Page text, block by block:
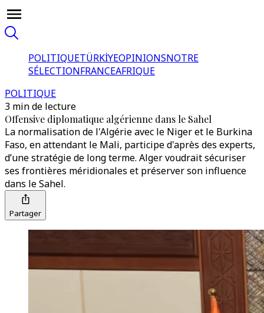
POLITIQUETÜRKİYEOPINIONSNOTRE
SÉLECTIONFRANCEAFRIQUE
POLITIQUE
3 min de lecture
Offensive diplomatique algérienne dans le Sahel
La normalisation de l'Algérie avec le Niger et le Burkina
Faso, en attendant le Mali, participe d'après des experts,
d’une stratégie de long terme. Alger voudrait sécuriser
ses frontières méridionales et préserver son influence
dans le Sahel.
Partager